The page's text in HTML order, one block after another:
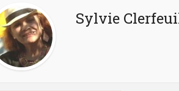
Sylvie